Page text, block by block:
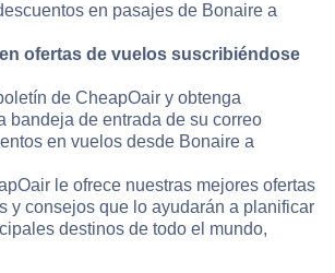
en pasajes de Bonaire a
ofertas de vuelos suscribiéndose
de CheapOair y obtenga
bandeja de entrada de su correo
en vuelos desde Bonaire a
le ofrece nuestras mejores ofertas
y consejos que lo ayudarán a planificar
destinos de todo el mundo,